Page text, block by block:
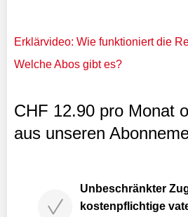
Erklärvideo: Wie funktioniert die
Welche Abos gibt es?
CHF 12.90 pro Monat
aus unseren
Unbeschränkter
kostenpflichtige